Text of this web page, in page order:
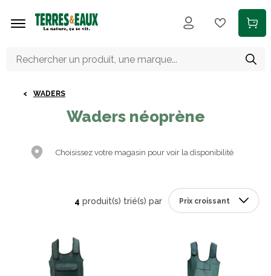
WADERS
Waders néoprène
Choisissez votre magasin pour voir la disponibilité
4 produit(s) trié(s) par